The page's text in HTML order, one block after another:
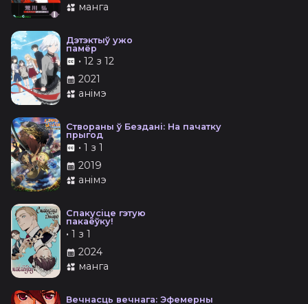
манга
Дэтэктыў ужо
памёр
• 12 з 12
2021
анімэ
Створаны ў Бездані: На пачатку
прыгод
• 1 з 1
2019
анімэ
Спакусіце гэтую
пакаёўку!
• 1 з 1
2024
манга
Вечнасць вечнага: Эфемерны